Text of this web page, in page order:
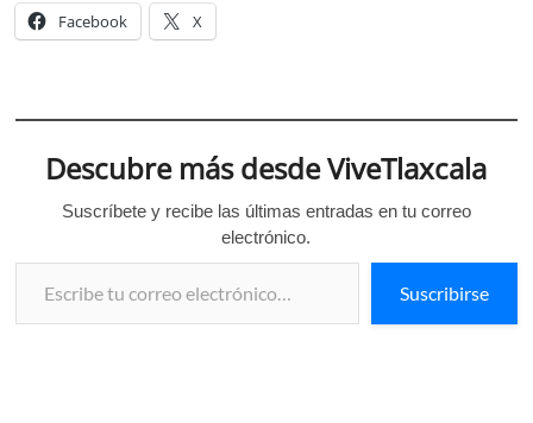
Facebook X
Descubre más desde ViveTlaxcala
Suscríbete y recibe las últimas entradas en tu correo
electrónico.
Escribe tu correo electrónico…
Suscribirse